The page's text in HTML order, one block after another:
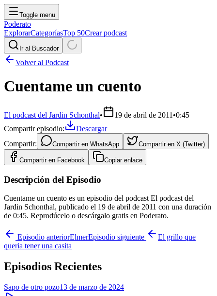
Toggle menu
Poderato
ExplorarCategoríasTop 50Crear podcast
Ir al Buscador
Volver al Podcast
Cuentame un cuento
El podcast del Jardin Schonthal• 19 de abril de 2011 •0:45
Compartir episodio:
Descargar
Compartir:
Compartir en WhatsApp Compartir en X (Twitter)
Compartir en Facebook Copiar enlace
Descripción del Episodio
Cuentame un cuento es un episodio del podcast El podcast del
Jardin Schonthal, publicado el 19 de abril de 2011 con una duración
de 0:45. Reprodúcelo o descárgalo gratis en Poderato.
Episodio anteriorElmerEpisodio siguiente
El grillo que
queria tener una casita
Episodios Recientes
Sapo de otro pozo13 de marzo de 2024